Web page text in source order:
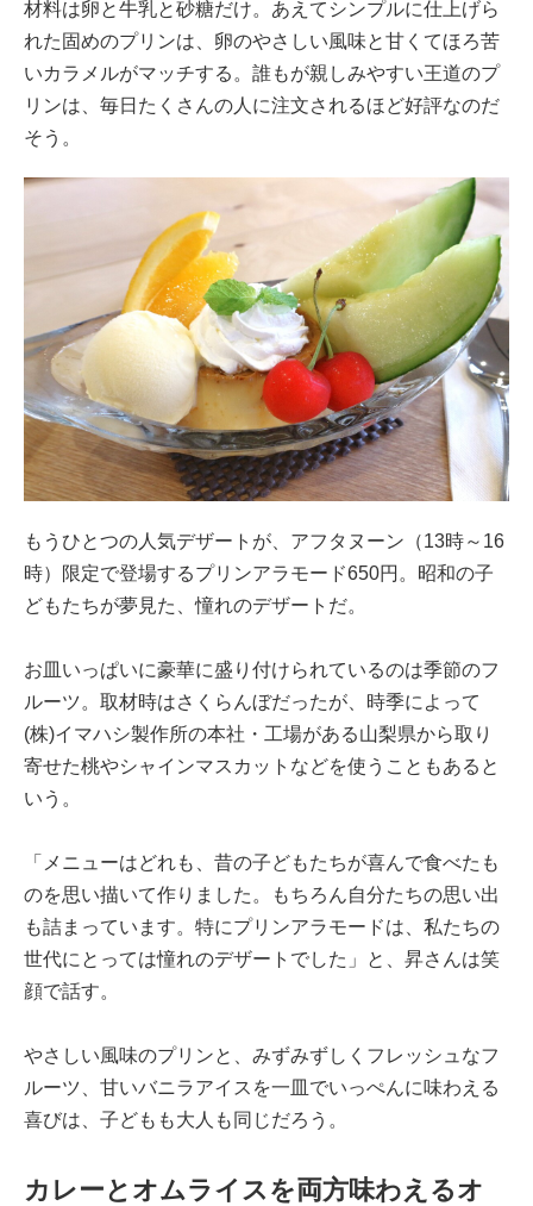
材料は卵と牛乳と砂糖だけ。あえてシンプルに仕上げら
れた固めのプリンは、卵のやさしい風味と甘くてほろ苦
いカラメルがマッチする。誰もが親しみやすい王道のプ
リンは、毎日たくさんの人に注文されるほど好評なのだ
そう。
もうひとつの人気デザートが、アフタヌーン（13時～16
時）限定で登場するプリンアラモード650円。昭和の子
どもたちが夢見た、憧れのデザートだ。
お皿いっぱいに豪華に盛り付けられているのは季節のフ
ルーツ。取材時はさくらんぼだったが、時季によって
(株)イマハシ製作所の本社・工場がある山梨県から取り
寄せた桃やシャインマスカットなどを使うこともあると
いう。
「メニューはどれも、昔の子どもたちが喜んで食べたも
のを思い描いて作りました。もちろん自分たちの思い出
も詰まっています。特にプリンアラモードは、私たちの
世代にとっては憧れのデザートでした」と、昇さんは笑
顔で話す。
やさしい風味のプリンと、みずみずしくフレッシュなフ
ルーツ、甘いバニラアイスを一皿でいっぺんに味わえる
喜びは、子どもも大人も同じだろう。
カレーとオムライスを両方味わえるオ